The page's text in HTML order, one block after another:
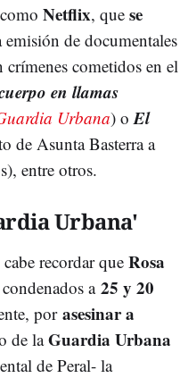
Netflix, que se
emisión de documentales
crímenes cometidos en el
en llamas
Urbana) o El
de Asunta Basterra a
entre otros.
Urbana'
recordar que Rosa
a25 y 20
por asesinar a
de laGuardia Urbana
de Peral- la